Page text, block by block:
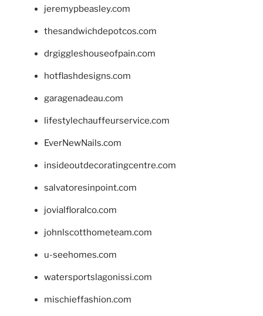
jeremypbeasley.com
thesandwichdepotcos.com
drgiggleshouseofpain.com
hotflashdesigns.com
garagenadeau.com
lifestylechauffeurservice.com
EverNewNails.com
insideoutdecoratingcentre.com
salvatoresinpoint.com
jovialfloralco.com
johnlscotthometeam.com
u-seehomes.com
watersportslagonissi.com
mischieffashion.com